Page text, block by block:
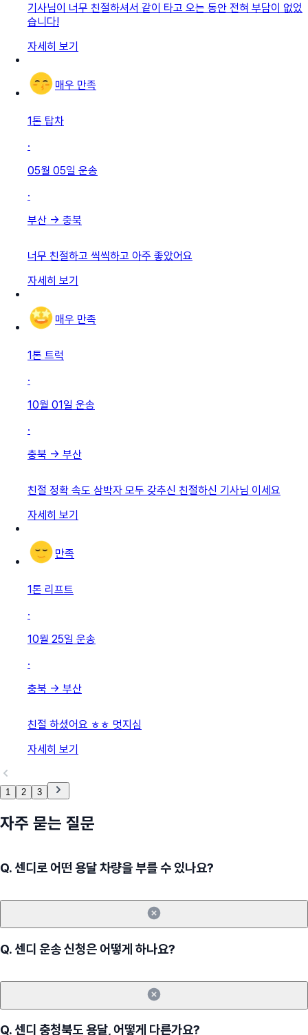
기사님이 너무 친절하셔서 같이 타고 오는 동안 전혀 부담이 없었
습니다!
자세히 보기
매우 만족
1톤 탑차
·
05월 05일 운송
·
부산 → 충북
너무 친절하고 씩씩하고 아주 좋았어요
자세히 보기
매우 만족
1톤 트럭
·
10월 01일 운송
·
충북 → 부산
친절 정확 속도 삼박자 모두 갖추신 친절하신 기사님 이세요
자세히 보기
만족
1톤 리프트
·
10월 25일 운송
·
충북 → 부산
친절 하셨어요 ㅎㅎ 멋지심
자세히 보기
1 2 3
자주 묻는 질문
Q.센디로 어떤 용달 차량을 부를 수 있나요?
Q.센디 운송 신청은 어떻게 하나요?
Q.센디 충청북도 용달, 어떻게 다른가요?